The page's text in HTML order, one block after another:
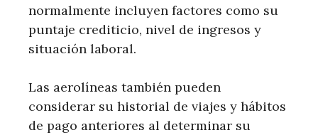
normalmente incluyen factores como su
puntaje crediticio, nivel de ingresos y
situación laboral.
Las aerolíneas también pueden
considerar su historial de viajes y hábitos
de pago anteriores al determinar su